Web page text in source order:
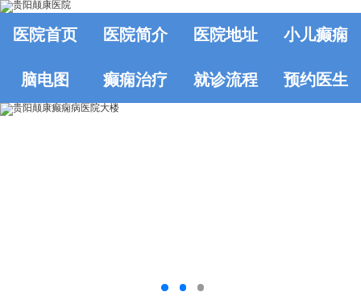
医院首页 医院简介 医院地址 小儿癫痫
脑电图 癫痫治疗 就诊流程 预约医生